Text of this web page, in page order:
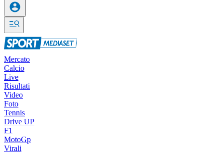
Mercato
Calcio
Live
Risultati
Video
Foto
Tennis
Drive UP
F1
MotoGp
Virali